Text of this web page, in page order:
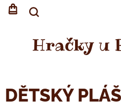
Hračky u
DĚTSKÝ